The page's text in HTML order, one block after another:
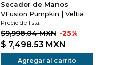
Secador de Manos
VFusion Pumpkin | Veltia
Precio de lista:
$9,998.04 MXN -25%
$ 7,498.53 MXN
Agregar al carrito